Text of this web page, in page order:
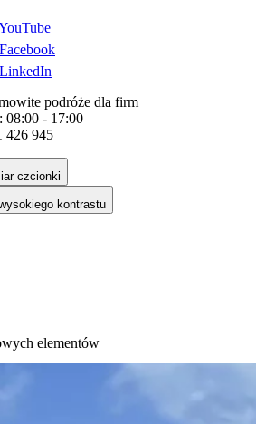
podróże dla firm
08:00 - 17:00
426 945
czcionki
kontrastu
elementów